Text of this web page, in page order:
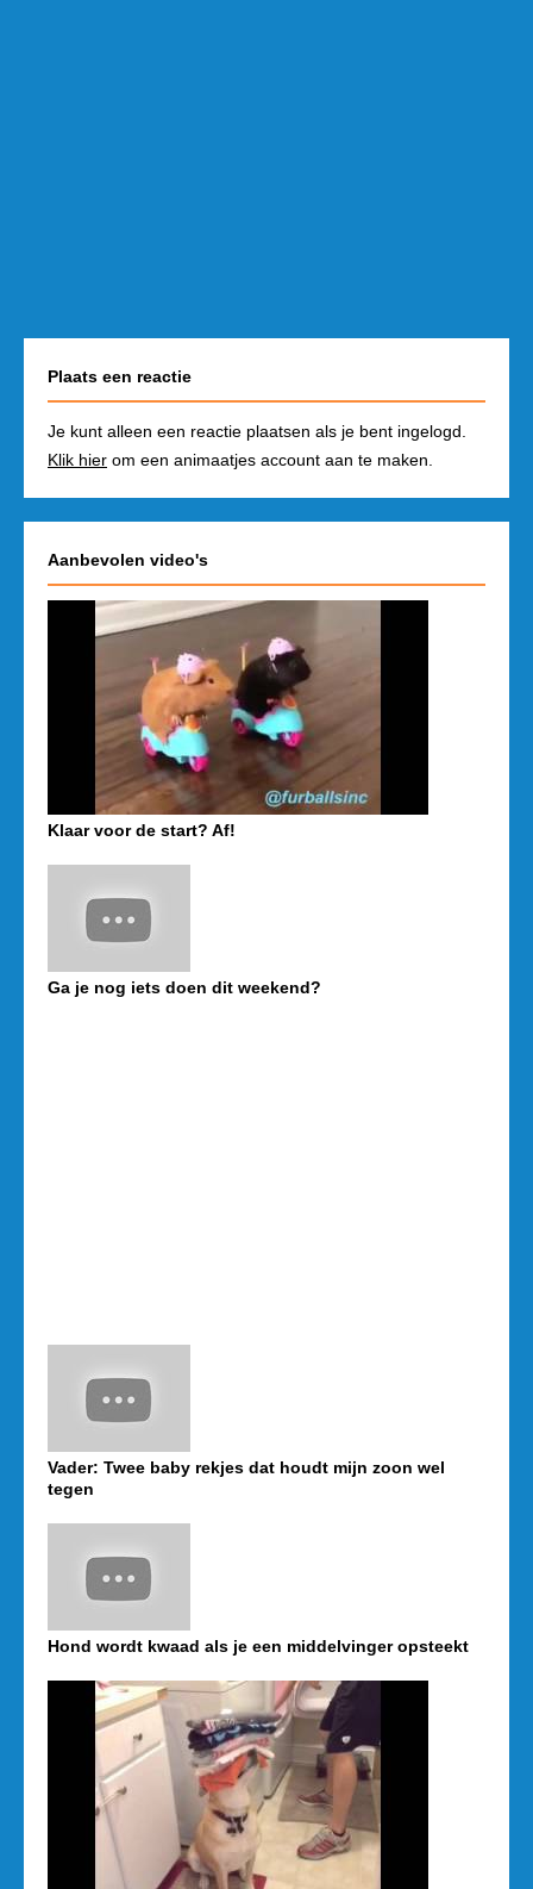
Plaats een reactie
Je kunt alleen een reactie plaatsen als je bent ingelogd.
Klik hier om een animaatjes account aan te maken.
Aanbevolen video's
Klaar voor de start? Af!
Ga je nog iets doen dit weekend?
Vader: Twee baby rekjes dat houdt mijn zoon wel
tegen
Hond wordt kwaad als je een middelvinger opsteekt